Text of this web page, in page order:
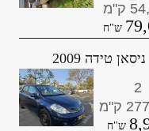
ניסאן טידה 2009
2